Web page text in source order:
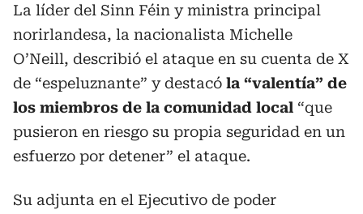
La líder del Sinn Féin y ministra principal
norirlandesa, la nacionalista Michelle
O’Neill, describió el ataque en su cuenta de X
de “espeluznante” y destacó la “valentía” de
los miembros de la comunidad local “que
pusieron en riesgo su propia seguridad en un
esfuerzo por detener” el ataque.
Su adjunta en el Ejecutivo de poder